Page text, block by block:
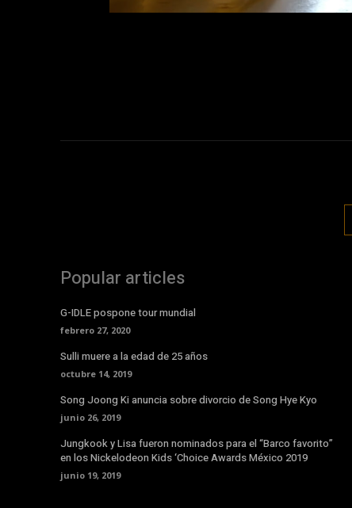
Popular articles
G-IDLE pospone tour mundial
febrero 27, 2020
Sulli muere a la edad de 25 años
octubre 14, 2019
Song Joong Ki anuncia sobre divorcio de Song Hye Kyo
junio 26, 2019
Jungkook y Lisa fueron nominados para el “Barco favorito”
en los Nickelodeon Kids ‘Choice Awards México 2019
junio 19, 2019